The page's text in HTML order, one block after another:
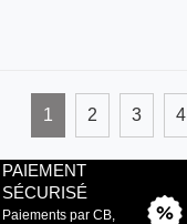
1 2 3 4
PAIEMENT
SÉCURISÉ
Paiements par CB,